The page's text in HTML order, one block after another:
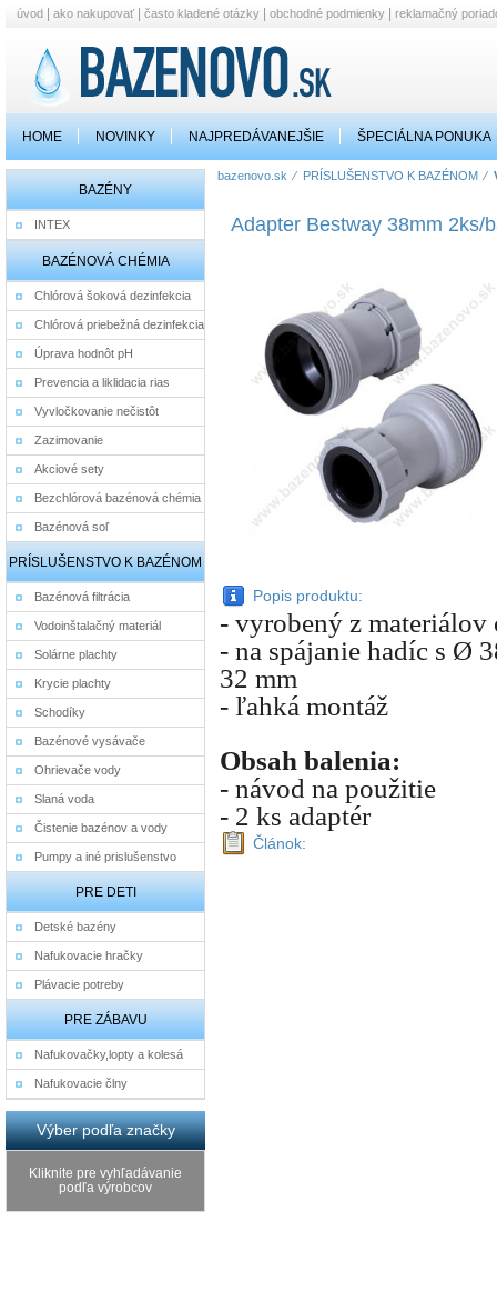
úvod ako nakupovať často kladené otázky obchodné podmienky reklamačný
HOME NOVINKY NAJPREDÁVANEJŠIE ŠPECIÁLNA PONUKA
BAZÉNY
INTEX
BAZÉNOVÁ CHÉMIA
Chlórová šoková dezinfekcia
Chlórová priebežná dezinfekcia
Úprava hodnôt pH
Prevencia a liklidacia rias
Vyvločkovanie nečistôt
Zazimovanie
Akciové sety
Bezchlórová bazénová chémia
Bazénová soľ
PRÍSLUŠENSTVO K BAZÉNOM
Bazénová filtrácia
Vodoinštalačný materiál
Solárne plachty
Krycie plachty
Schodíky
Bazénové vysávače
Ohrievače vody
Slaná voda
Čistenie bazénov a vody
Pumpy a iné prislušenstvo
PRE DETI
Detské bazény
Nafukovacie hračky
Plávacie potreby
PRE ZÁBAVU
Nafukovačky,lopty a kolesá
Nafukovacie člny
Výber podľa značky
Kliknite pre vyhľadávanie
podľa výrobcov
bazenovo.sk ⁄ PRÍSLUŠENSTVO K BAZÉNOM⁄
Adapter Bestway 38mm 2ks/
Popis produktu:
- vyrobený z
- na spájanie hadíc s Ø
32 mm
- ľahká montáž
Obsah balenia:
- návod na použitie
- 2 ks adaptér
Článok: